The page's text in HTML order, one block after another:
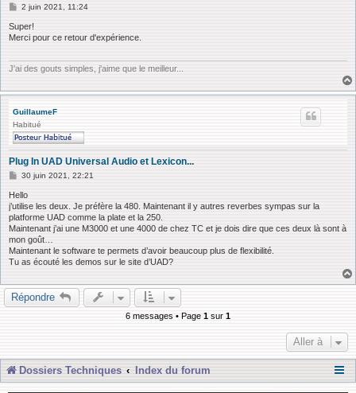
M
s
s
e
2 juin 2021, 11:24
Super!
Merci pour ce retour d'expérience.
J'ai des gouts simples, j'aime que le meilleur...
GuillaumeF
Habitué
Plug In UAD Universal Audio et Lexicon...
M
s
s
g
e
30 juin 2021, 22:21
Hello
j’utilise les deux. Je préfère la 480. Maintenant il y autres reverbes sympas sur la
platforme UAD comme la plate et la 250.
Maintenant j’ai une M3000 et une 4000 de chez TC et je dois dire que ces deux là sont à
mon goût…
Maintenant le software te permets d’avoir beaucoup plus de flexibilité.
Tu as écouté les demos sur le site d’UAD?
Répondre
6 messages • Page 1 sur 1
Aller à
Dossiers Techniques Index du forum